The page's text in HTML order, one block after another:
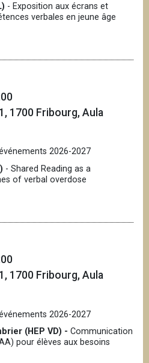
- Exposition aux écrans et
verbales en jeune âge
1700 Fribourg, Aula
2026-2027
- Shared Reading as a
of verbal overdose
1700 Fribourg, Aula
2026-2027
(HEP VD) - Communication
pour élèves aux besoins